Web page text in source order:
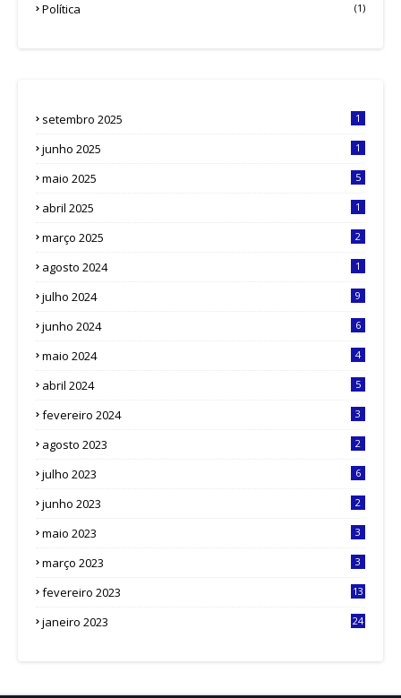
Política (1)
setembro 2025 1
junho 2025 1
maio 2025 5
abril 2025 1
março 2025 2
agosto 2024 1
julho 2024 9
junho 2024 6
maio 2024 4
abril 2024 5
fevereiro 2024 3
agosto 2023 2
julho 2023 6
junho 2023 2
maio 2023 3
março 2023 3
fevereiro 2023 13
janeiro 2023 24